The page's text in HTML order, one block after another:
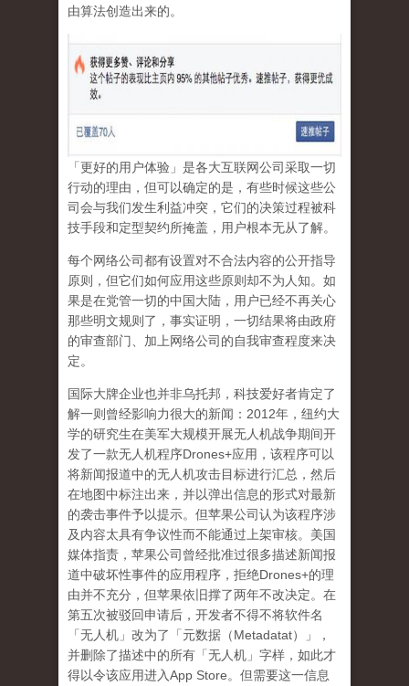
由算法创造出来的。
「更好的用户体验」是各大互联网公司采取一切
行动的理由，但可以确定的是，有些时候这些公
司会与我们发生利益冲突，它们的决策过程被科
技手段和定型契约所掩盖，用户根本无从了解。
每个网络公司都有设置对不合法内容的公开指导
原则，但它们如何应用这些原则却不为人知。如
果是在党管一切的中国大陆，用户已经不再关心
那些明文规则了，事实证明， 一切结果将由政府
的审查部门、加上网络公司的自我审查程度来决
定。
国际大牌企业也并非乌托邦，科技爱好者肯定了
解一则曾经影响力很大的新闻： 2012年，纽约大
学的研究生在美军大规模开展无人机战争期间开
发了一款无人机程序Drones+应用，该程序可以
将新闻报道中的无人机攻击目标进行汇总，然后
在地图中标注出来，并以弹出信息的形式对最新
的袭击事件予以提示。但苹果公司认为该程序涉
及内容太具有争议性而不能通过上架审核。美国
媒体指责，苹果公司曾经批准过很多描述新闻报
道中破坏性事件的应用程序，拒绝Drones+的理
由并不充分，但苹果依旧撑了两年不改决定。在
第五次被驳回申请后，开发者不得不将软件名
「无人机」改为了「元数据（Metadatat）」，
并删除了描述中的所有「无人机」字样，如此才
得以令该应用进入App Store。但需要这一信息